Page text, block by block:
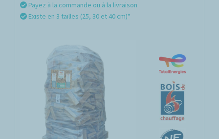
Payez à la commande ou à la livraison
Existe en 3 tailles (25, 30 et 40 cm)*